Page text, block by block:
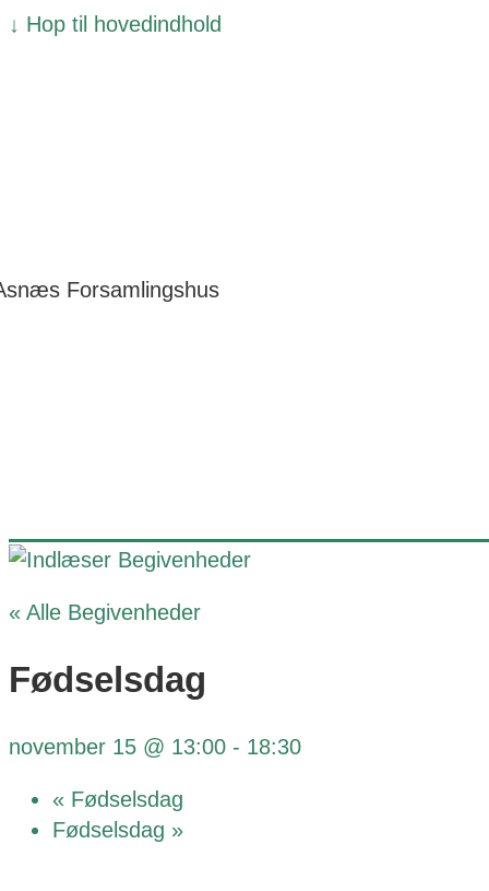
↓ Hop til hovedindhold
Forsamlingshus
« Alle Begivenheder
Fødselsdag
november 15 @ 13:00 - 18:30
« Fødselsdag
Fødselsdag »